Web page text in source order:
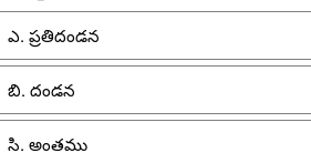
ఎ. ప్రతిదండన
బి. దండన
సి. అంతము